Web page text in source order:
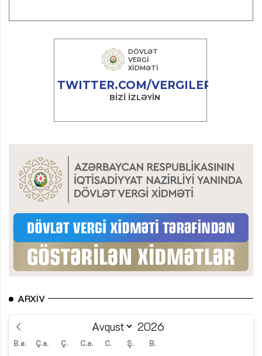
ARXIV
B.e. Ç.a. Ç. C.a. C. Ş. B.